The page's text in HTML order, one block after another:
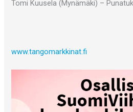
Tomi Kuusela (Mynämäki) –
www.tangomarkkinat.fi